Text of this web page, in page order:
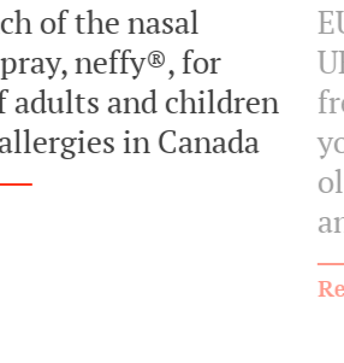
of the nasal
neffy®, for
and children
in Canada